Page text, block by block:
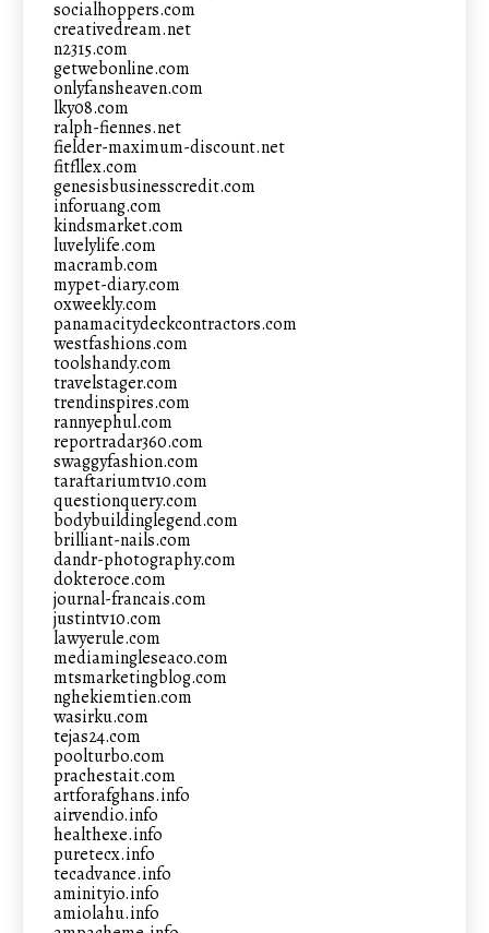
socialhoppers.com
creativedream.net
n2315.com
getwebonline.com
onlyfansheaven.com
lky08.com
ralph-fiennes.net
fielder-maximum-discount.net
fitfllex.com
genesisbusinesscredit.com
inforuang.com
kindsmarket.com
luvelylife.com
macramb.com
mypet-diary.com
oxweekly.com
panamacitydeckcontractors.com
westfashions.com
toolshandy.com
travelstager.com
trendinspires.com
rannyephul.com
reportradar360.com
swaggyfashion.com
taraftariumtv10.com
questionquery.com
bodybuildinglegend.com
brilliant-nails.com
dandr-photography.com
dokteroce.com
journal-francais.com
justintv10.com
lawyerule.com
mediamingleseaco.com
mtsmarketingblog.com
nghekiemtien.com
wasirku.com
tejas24.com
poolturbo.com
prachestait.com
artforafghans.info
airvendio.info
healthexe.info
puretecx.info
tecadvance.info
aminityio.info
amiolahu.info